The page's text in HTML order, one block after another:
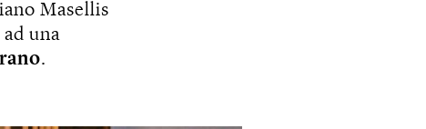
Masellis
una
.